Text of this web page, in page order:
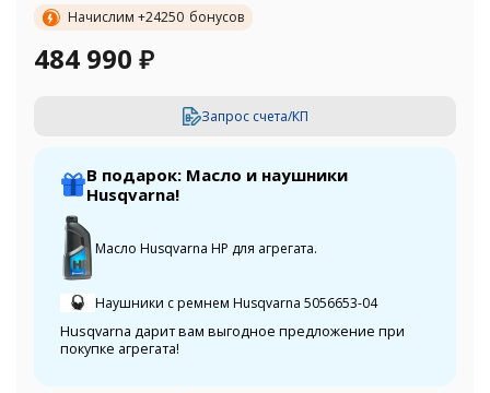
Начислим +24250 бонусов
484 990 ₽
Запрос счета/КП
В подарок: Масло и наушники
Husqvarna!
Масло Husqvarna HP для агрегата.
Наушники с ремнем Husqvarna 5056653-04
Husqvarna дарит вам выгодное предложение при
покупке агрегата!